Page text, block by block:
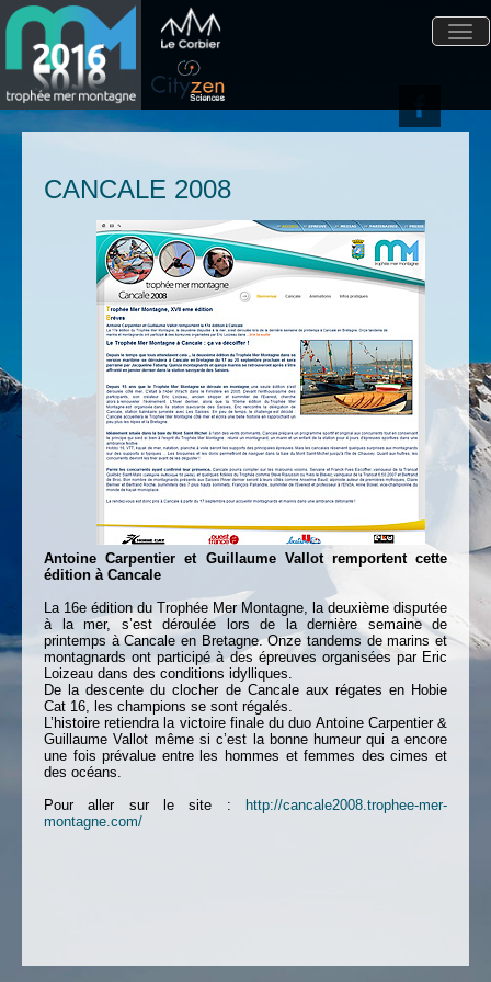
CANCALE 2008
Antoine Carpentier et Guillaume Vallot remportent cette
édition à Cancale
La 16e édition du Trophée Mer Montagne, la deuxième disputée
à la mer, s’est déroulée lors de la dernière semaine de
printemps à Cancale en Bretagne. Onze tandems de marins et
montagnards ont participé à des épreuves organisées par Eric
Loizeau dans des conditions idylliques.
De la descente du clocher de Cancale aux régates en Hobie
Cat 16, les champions se sont régalés.
L’histoire retiendra la victoire finale du duo Antoine Carpentier &
Guillaume Vallot même si c’est la bonne humeur qui a encore
une fois prévalue entre les hommes et femmes des cimes et
des océans.
Pour aller sur le site :
http://cancale2008.trophee-mer-
montagne.com/